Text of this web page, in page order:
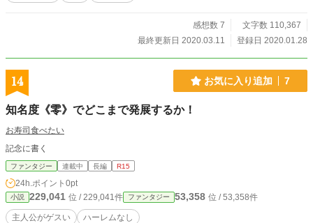
感想数 7
文字数 110,367
最終更新日 2020.03.11
登録日 2020.01.28
14 お気に入り追加 7
知名度《零》でどこまで発展するか！
お寿司食べたい
記念に書く
ファンタジー 連載中 長編 R15
24h.ポイント 0pt
小説 229,041 位 / 229,041件 ファンタジー 53,358 位 / 53,358件
主人公がゲスい ハーレムなし